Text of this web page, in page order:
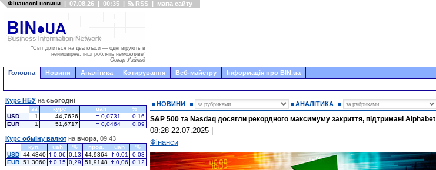
Фінансові новини | 07.08.26 | 00:35 | RSS | мапа сайту
"Світ ділиться на два класи — одні вірують в
неймовірне, інші роблять неможливе"
Оскар Уайльд
Головна Новини Аналітика Котирування Веб-майстру Інформація про BIN.ua
НОВИНИ АНАЛІТИКА
S&P 500 та Nasdaq досягли рекордного максимуму закриття, підтримані Alphabet
08:28 22.07.2025
Фінанси
Курс НБУ на сьогодні
за курс uah
%
USD
1 44,7626 0,0731
0,16
EUR
1 51,6717 0,0464 0,09
Курс обміну валют на вчора , 09:43
куп. uah % прод. uah
%
USD 44,4840 0,06 0,13 44,9364 0,01
0,03
EUR 51,3060 0,15 0,29 51,9148 0,06 0,12